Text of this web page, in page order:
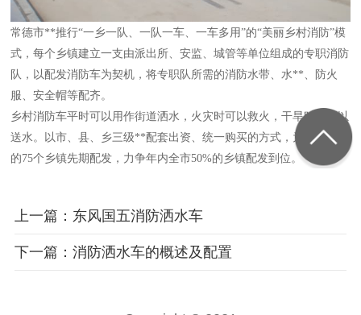
常德市**推行“一乡一队、一队一车、一车多用”的“美丽乡村消防”模
式，每个乡镇建立一支由派出所、安监、城管等单位组成的专职消防
队，以配发消防车为契机，将专职队所需的消防水带、水**、防火
服、安全帽等配齐。
乡村消防车平时可以用作街道洒水，火灾时可以救火，干旱时还可以
送水。以市、县、乡三级**配套出资、统一购买的方式，为条件成熟
的75个乡镇先期配发，力争年内全市50%的乡镇配发到位。
上一篇：东风国五消防洒水车
下一篇：消防洒水车的概述及配置